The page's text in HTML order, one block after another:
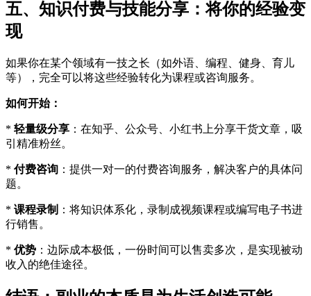
五、知识付费与技能分享：将你的经验变
现
如果你在某个领域有一技之长（如外语、编程、健身、育儿
等），完全可以将这些经验转化为课程或咨询服务。
如何开始：
* 轻量级分享 ：在知乎、公众号、小红书上分享干货文章，吸
引精准粉丝。
* 付费咨询 ：提供一对一的付费咨询服务，解决客户的具体问
题。
* 课程录制 ：将知识体系化，录制成视频课程或编写电子书进
行销售。
* 优势 ：边际成本极低，一份时间可以售卖多次，是实现被动
收入的绝佳途径。